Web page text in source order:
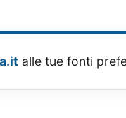
alle tue fonti